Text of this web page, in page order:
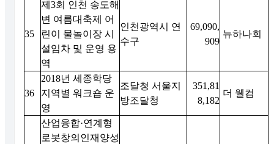
35
제3회 인천 송도해
변 여름대축제 어
린이 물놀이장 시
설임차 및 운영 용
역
인천광역시 연
수구
69,090,
909
뉴하나회
36
2018년 세종학당
지역별 워크숍 운
영
조달청 서울지
방조달청
351,81
8,182
더 웰컴
산업융합·연계형
로봇창의인재양성